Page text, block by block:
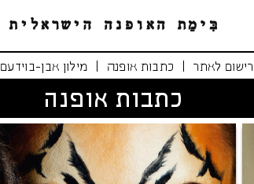
רישום לאתר כתבות אופנה מילון אבן-בוידעם
כתבות אופנה